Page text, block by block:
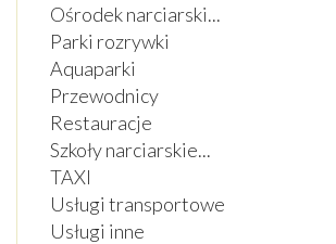
Ośrodek narciarski...
Parki rozrywki
Aquaparki
Przewodnicy
Restauracje
Szkoły narciarskie...
TAXI
Usługi transportowe
Usługi inne